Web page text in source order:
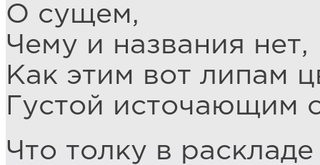
О сущем,
Чему и названия нет,
Как этим вот липам
Густой источающим
Что толку в